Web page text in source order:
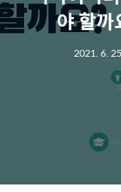
야 할까
2021. 6.